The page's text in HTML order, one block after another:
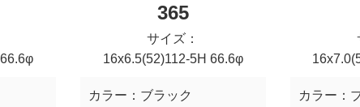
365
サイズ：
16x6.5(52)112-5H 66.6φ
カラー： ブラック
カラー：